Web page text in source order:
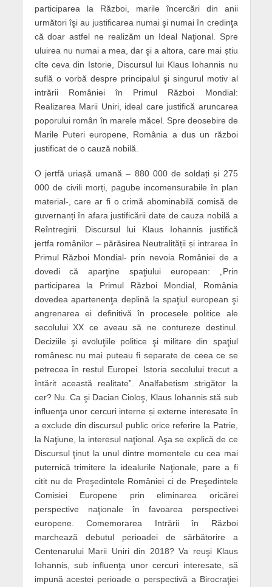
participarea la Război, marile încercări din anii
următori îşi au justificarea numai şi numai în credinţa
că doar astfel ne realizăm un Ideal Naţional. Spre
uluirea nu numai a mea, dar şi a altora, care mai știu
cîte ceva din Istorie, Discursul lui Klaus Iohannis nu
suflă o vorbă despre principalul şi singurul motiv al
intrării României în Primul Război Mondial:
Realizarea Marii Uniri, ideal care justifică aruncarea
poporului român în marele măcel. Spre deosebire de
Marile Puteri europene, România a dus un război
justificat de o cauză nobilă.
O jertfă uriașă umană – 880 000 de soldați și 275
000 de civili morți, pagube incomensurabile în plan
material-, care ar fi o crimă abominabilă comisă de
guvernanți în afara justificării date de cauza nobilă a
Reîntregirii. Discursul lui Klaus Iohannis justifică
jertfa românilor – părăsirea Neutralității și intrarea în
Primul Război Mondial- prin nevoia României de a
dovedi că aparţine spaţiului european: „Prin
participarea la Primul Război Mondial, România
dovedea apartenenţa deplină la spaţiul european şi
angrenarea ei definitivă în procesele politice ale
secolului XX ce aveau să ne contureze destinul.
Deciziile şi evoluţiile politice şi militare din spaţiul
românesc nu mai puteau fi separate de ceea ce se
petrecea în restul Europei. Istoria secolului trecut a
întărit această realitate”. Analfabetism strigător la
cer? Nu. Ca şi Dacian Cioloş, Klaus Iohannis stă sub
influenţa unor cercuri interne și externe interesate în
a exclude din discursul public orice referire la Patrie,
la Naţiune, la interesul naţional. Aşa se explică de ce
Discursul ţinut la unul dintre momentele cu cea mai
puternică trimitere la idealurile Naţionale, pare a fi
citit nu de Preşedintele României ci de Preşedintele
Comisiei Europene prin eliminarea oricărei
perspective naţionale în favoarea perspectivei
europene. Comemorarea Intrării în Război
marchează debutul perioadei de sărbătorire a
Centenarului Marii Uniri din 2018? Va reuşi Klaus
Iohannis, sub influenţa unor cercuri interesate, să
impună acestei perioade o perspectivă a Birocraţiei